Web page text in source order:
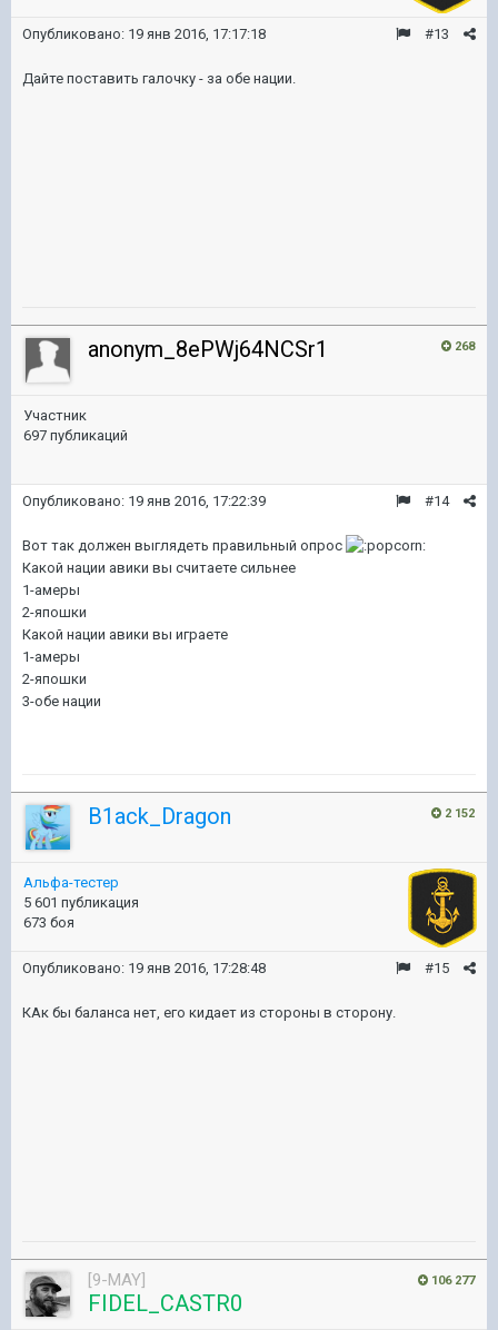
#13
Опубликовано: 19 янв 2016, 17:17:18
Дайте поставить галочку - за обе нации.
268
anonym_8ePWj64NCSr1
Участник
697 публикаций
#14
Опубликовано: 19 янв 2016, 17:22:39
Вот так должен выглядеть правильный опрос
Какой нации авики вы считаете сильнее
1-амеры
2-япошки
Какой нации авики вы играете
1-амеры
2-япошки
3-обе нации
2 152
B1ack_Dragon
Альфа-тестер
5 601 публикация
673 боя
#15
Опубликовано: 19 янв 2016, 17:28:48
КАк бы баланса нет, его кидает из стороны в сторону.
106 277
[9-MAY]
FIDEL_CASTR0